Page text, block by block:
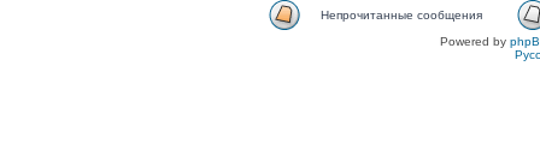
Непрочитанные сообщения
Powered by